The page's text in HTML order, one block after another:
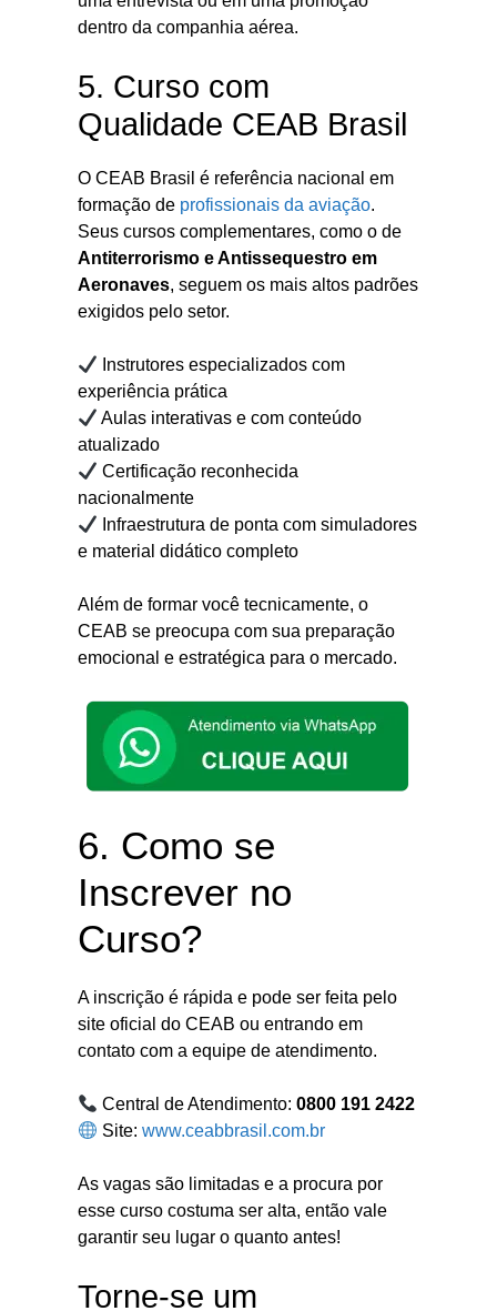
dentro da companhia aérea.
5. Curso com
Qualidade CEAB Brasil
O CEAB Brasil é referência nacional em
formação de profissionais da aviação.
Seus cursos complementares, como o de
Antiterrorismo e Antissequestro em
Aeronaves, seguem os mais altos padrões
exigidos pelo setor.
Instrutores especializados com
experiência prática
Aulas interativas e com conteúdo
atualizado
Certificação reconhecida
nacionalmente
Infraestrutura de ponta com simuladores
e material didático completo
Além de formar você tecnicamente, o
CEAB se preocupa com sua preparação
emocional e estratégica para o mercado.
6. Como se
Inscrever no
Curso?
A inscrição é rápida e pode ser feita pelo
site oficial do CEAB ou entrando em
contato com a equipe de atendimento.
Central de Atendimento:0800 191 2422
Site:www.ceabbrasil.com.br
As vagas são limitadas e a procura por
esse curso costuma ser alta, então vale
garantir seu lugar o quanto antes!
Torne-se um